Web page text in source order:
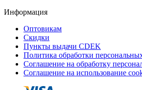
Информация
Оптовикам
Скидки
Пункты выдачи CDEK
Политика обработки
Соглашение на обработку
Соглашение на использование